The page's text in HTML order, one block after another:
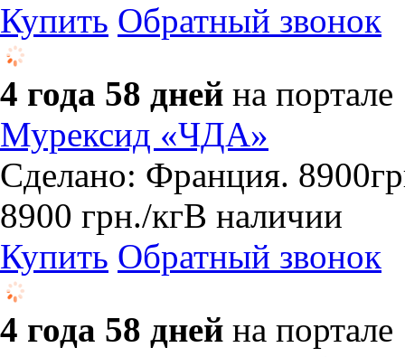
Купить Обратный звонок
4 года 58 дней на портале
Мурексид «ЧДА»
Сделано: Франция.
8900 грн./кгВ наличии
Купить Обратный звонок
4 года 58 дней на портале